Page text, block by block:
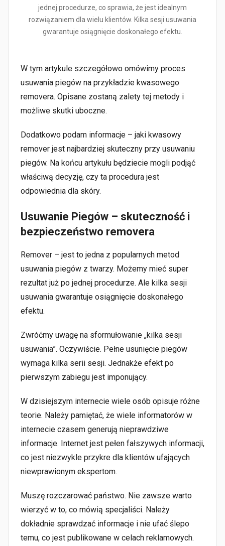
jednej procedurze, co sprawia, że jest idealnym
rozwiązaniem dla wielu klientów. Kilka sesji usuwania
gwarantuje osiągnięcie doskonałego efektu.
W tym artykule szczegółowo omówimy proces
usuwania piegów na przykładzie kwasowego
removera. Opisane zostaną zalety tej metody i
możliwe skutki uboczne.
Dodatkowo podam informacje – jaki kwasowy
remover jest najbardziej skuteczny przy usuwaniu
piegów. Na końcu artykułu będziecie mogli podjąć
właściwą decyzję, czy ta procedura jest
odpowiednia dla skóry.
Usuwanie Piegów – skuteczność i
bezpieczeństwo removera
Remover – jest to jedna z popularnych metod
usuwania piegów z twarzy. Możemy mieć super
rezultat już po jednej procedurze. Ale kilka sesji
usuwania gwarantuje osiągnięcie doskonałego
efektu.
Zwróćmy uwagę na sformułowanie „kilka sesji
usuwania”. Oczywiście. Pełne usunięcie piegów
wymaga kilka serii sesji. Jednakże efekt po
pierwszym zabiegu jest imponujący.
W dzisiejszym internecie wiele osób opisuje różne
teorie. Należy pamiętać, że wiele informatorów w
internecie czasem generują nieprawdziwe
informacje. Internet jest pełen fałszywych informacji,
co jest niezwykle przykre dla klientów ufających
niewprawionym ekspertom.
Muszę rozczarować państwo. Nie zawsze warto
wierzyć w to, co mówią specjaliści. Należy
dokładnie sprawdzać informacje i nie ufać ślepo
temu, co jest publikowane w celach reklamowych.